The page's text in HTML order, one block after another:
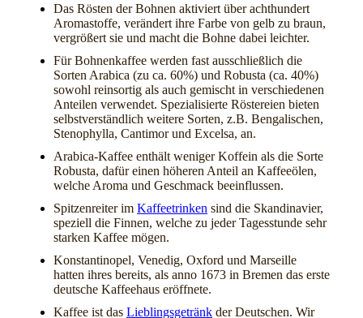
Das Rösten der Bohnen aktiviert über achthundert
Aromastoffe, verändert ihre Farbe von gelb zu braun,
vergrößert sie und macht die Bohne dabei leichter.
Für Bohnenkaffee werden fast ausschließlich die
Sorten Arabica (zu ca. 60%) und Robusta (ca. 40%)
sowohl reinsortig als auch gemischt in verschiedenen
Anteilen verwendet. Spezialisierte Röstereien bieten
selbstverständlich weitere Sorten, z.B. Bengalischen,
Stenophylla, Cantimor und Excelsa, an.
Arabica-Kaffee enthält weniger Koffein als die Sorte
Robusta, dafür einen höheren Anteil an Kaffeeölen,
welche Aroma und Geschmack beeinflussen.
Spitzenreiter im Kaffeetrinken sind die Skandinavier,
speziell die Finnen, welche zu jeder Tagesstunde sehr
starken Kaffee mögen.
Konstantinopel, Venedig, Oxford und Marseille
hatten ihres bereits, als anno 1673 in Bremen das erste
deutsche Kaffeehaus eröffnete.
Kaffee ist das Lieblingsgetränk der Deutschen. Wir